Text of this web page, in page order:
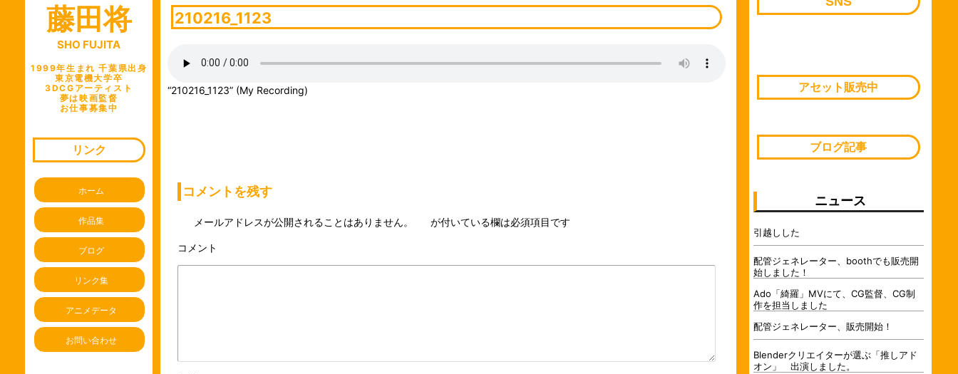
動画素材
210216_1123
“210216_1123” (My Recording)
コメントを残す
メールアドレスが公開されることはありません。 ※
が付いている欄は必須項目です
コメント
アセット販売中
ブログ記事
ニュース
引越しした
配管ジェネレーター、boothでも販売開
始しました！
Ado「綺羅」MVにて、CG監督、CG制
作を担当しました
配管ジェネレーター、販売開始！
Blenderクリエイターが選ぶ「推しアド
オン」 出演しました。
藤田将
SHO FUJITA
1999年生まれ 千葉県出身
東京電機大学卒
3DCGアーティスト
夢は映画監督
お仕事募集中
リンク
ホーム
作品集
ブログ
リンク集
アニメデータ
お問い合わせ